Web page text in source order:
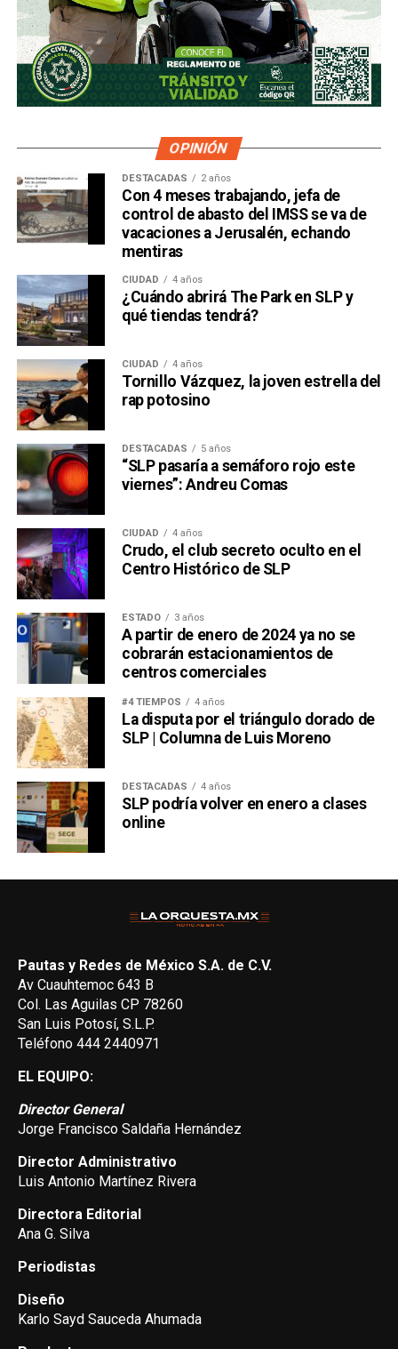
OPINIÓN
DESTACADAS 2 años
Con 4 meses trabajando, jefa de
control de abasto del IMSS se va de
vacaciones a Jerusalén, echando
mentiras
CIUDAD 4 años
¿Cuándo abrirá The Park en SLP y
qué tiendas tendrá?
CIUDAD 4 años
Tornillo Vázquez, la joven estrella del
rap potosino
DESTACADAS 5 años
“SLP pasaría a semáforo rojo este
viernes”: Andreu Comas
CIUDAD 4 años
Crudo, el club secreto oculto en el
Centro Histórico de SLP
ESTADO 3 años
A partir de enero de 2024 ya no se
cobrarán estacionamientos de
centros comerciales
#4 TIEMPOS 4 años
La disputa por el triángulo dorado de
SLP | Columna de Luis Moreno
DESTACADAS 4 años
SLP podría volver en enero a clases
online
Pautas y Redes de México S.A. de C.V.
Av Cuauhtemoc 643 B
Col. Las Aguilas CP 78260
San Luis Potosí, S.L.P.
Teléfono 444 2440971
EL EQUIPO:
Director General
Jorge Francisco Saldaña Hernández
Director Administrativo
Luis Antonio Martínez Rivera
Directora Editorial
Ana G. Silva
Periodistas
Diseño
Karlo Sayd Sauceda Ahumada